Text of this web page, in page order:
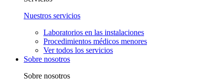
Nuestros servicios
Laboratorios en las instalaciones
Procedimientos médicos menores
Ver todos los servicios
Sobre nosotros
Sobre nosotros